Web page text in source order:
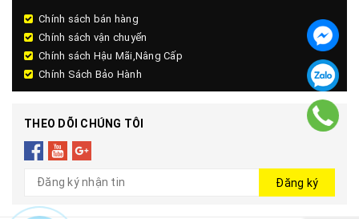
Chính sách bán hàng
Chính sách vận chuyển
Chính sách Hậu Mãi,Nâng Cấp
Chính Sách Bảo Hành
THEO DÕI CHÚNG TÔI
Đăng ký